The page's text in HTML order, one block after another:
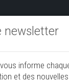
newsletter
informe
et des